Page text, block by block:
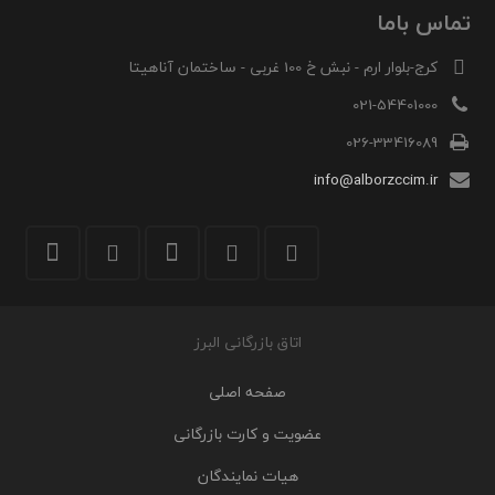
تماس باما
کرج-بلوار ارم - نبش خ 100 غربی - ساختمان آناهیتا
021-54401000
026-33416089
info@alborzccim.ir
اتاق بازرگانی البرز
صفحه اصلی
عضویت و کارت بازرگانی
هیات نمایندگان